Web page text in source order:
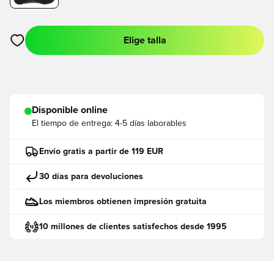
Abre un modal para iniciar sesión o registrarse como miembro
Elige talla
Disponible online
El tiempo de entrega: 4-5 días laborables
Envío gratis a partir de 119 EUR
30 días para devoluciones
Los miembros obtienen impresión gratuita
10 millones de clientes satisfechos desde 1995